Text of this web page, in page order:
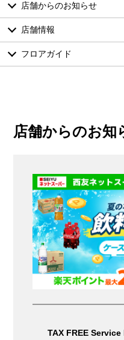
店舗からのお知らせ
店舗情報
フロアガイド
店舗からのお知
TAX FREE